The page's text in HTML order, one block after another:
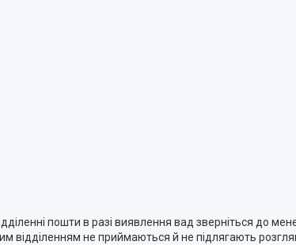
пошти в разі виявлення вад зверніться до
відділенням не приймаються й не підлягають